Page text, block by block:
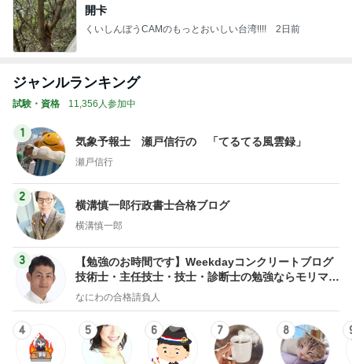
開卡
くいしんぼうCAMのもっとおいしい台湾!!!! 2日前
ジャンルランキング
試験・資格 11,356人参加中
1
気象予報士 瀬戸信行の 「てるてる風雲録」
瀬戸信行
2
横溝慎一郎行政書士合格ブログ
横溝慎一郎
3
【勉強のお時間です】Weekdayコンクリートブログ
技術士・主任技士・技士・診断士の勉強ならモリマサ
ノblog
なにわの合格請負人
4 5 6 7 8